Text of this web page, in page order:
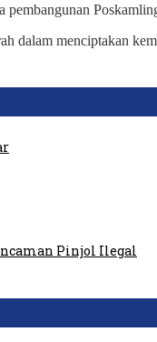
pembangunan
dalam menciptakan
Pinjol Ilegal